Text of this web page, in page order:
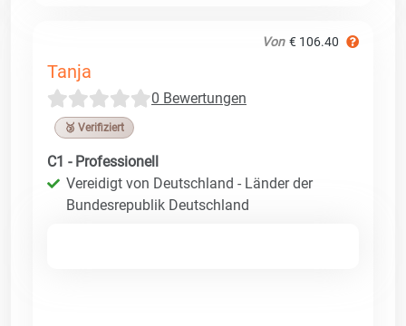
Von € 106.40
Tanja
0 Bewertungen
🥉 Verifiziert
C1 - Professionell
Vereidigt von Deutschland - Länder der
Bundesrepublik Deutschland